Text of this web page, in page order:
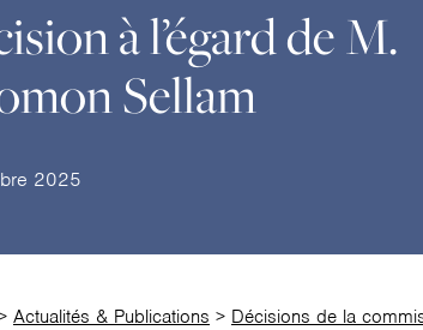
à l’égard de M.
Sellam
2025
Actualités & Publications > Décisions de la